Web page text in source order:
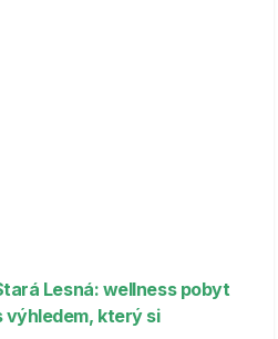
Lesná: wellness pobyt
který si